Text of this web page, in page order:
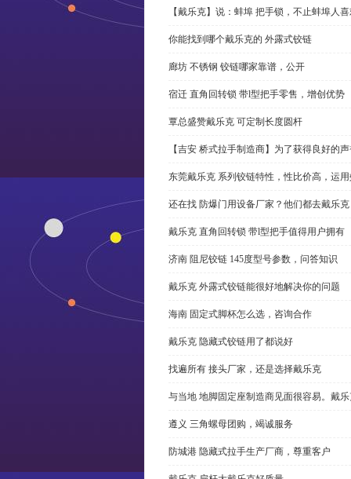
【戴乐克】说：蚌埠 把手锁，不止蚌埠人
你能找到哪个戴乐克的 外露式铰链
廊坊 不锈钢 铰链哪家靠谱，公开
宿迁 直角回转锁 带l型把手零售，增创优势
覃总盛赞戴乐克 可定制长度圆杆
【吉安 桥式拉手制造商】为了获得良好的
东莞戴乐克 系列铰链特性，性比价高，运
还在找 防爆门用设备厂家？他们都去戴乐克
戴乐克 直角回转锁 带l型把手值得用户拥有
济南 阻尼铰链 145度型号参数，问答知识
戴乐克 外露式铰链能很好地解决你的问题
海南 固定式脚杯怎么选，咨询合作
戴乐克 隐藏式铰链用了都说好
找遍所有 接头厂家，还是选择戴乐克
与当地 地脚固定座制造商见面很容易。戴
遵义 三角螺母团购，竭诚服务
防城港 隐藏式拉手生产厂商，尊重客户